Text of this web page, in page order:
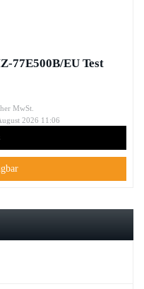
77E500B/EU Test
MwSt.
2026 11:06